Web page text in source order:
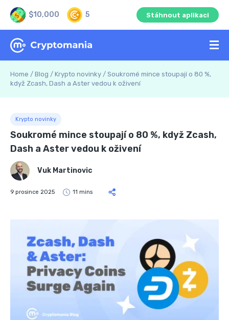
$10,000 5 Stáhnout aplikaci
Home / Blog / Krypto novinky / Soukromé mince stoupají o 80 %,
když Zcash, Dash a Aster vedou k oživení
Krypto novinky
Soukromé mince stoupají o 80 %, když Zcash,
Dash a Aster vedou k oživení
Vuk Martinovic
9 prosince 2025 11 mins